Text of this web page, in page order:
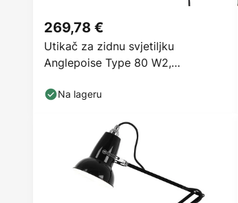
Utikač za zidnu svjetiljku
Anglepoise Type 80 W2,
269,78 €
Na lageru